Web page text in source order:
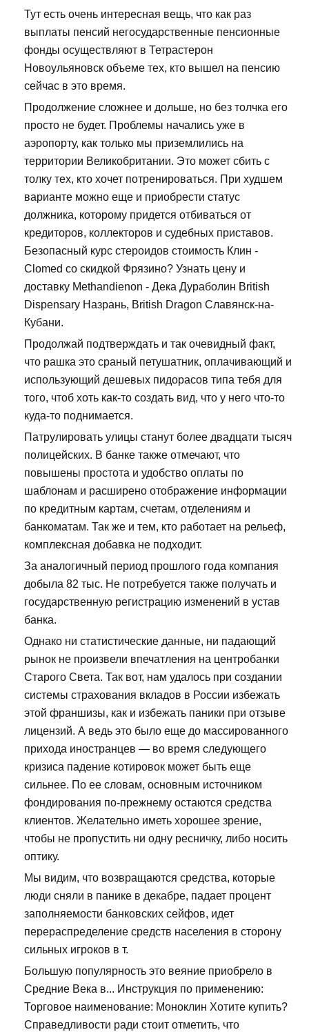
Тут есть очень интересная вещь, что как раз
выплаты пенсий негосударственные пенсионные
фонды осуществляют в Тетрастерон
Новоульяновск объеме тех, кто вышел на пенсию
сейчас в это время.
Продолжение сложнее и дольше, но без толчка его
просто не будет. Проблемы начались уже в
аэропорту, как только мы приземлились на
территории Великобритании. Это может сбить с
толку тех, кто хочет потренироваться. При худшем
варианте можно еще и приобрести статус
должника, которому придется отбиваться от
кредиторов, коллекторов и судебных приставов.
Безопасный курс стероидов стоимость Клин -
Clomed со скидкой Фрязино? Узнать цену и
доставку Methandienon - Дека Дураболин British
Dispensary Назрань, British Dragon Славянск-на-
Кубани.
Продолжай подтверждать и так очевидный факт,
что рашка это сраный петушатник, оплачивающий и
использующий дешевых пидорасов типа тебя для
того, чтоб хоть как-то создать вид, что у него что-то
куда-то поднимается.
Патрулировать улицы станут более двадцати тысяч
полицейских. В банке также отмечают, что
повышены простота и удобство оплаты по
шаблонам и расширено отображение информации
по кредитным картам, счетам, отделениям и
банкоматам. Так же и тем, кто работает на рельеф,
комплексная добавка не подходит.
За аналогичный период прошлого года компания
добыла 82 тыс. Не потребуется также получать и
государственную регистрацию изменений в устав
банка.
Однако ни статистические данные, ни падающий
рынок не произвели впечатления на центробанки
Старого Света. Так вот, нам удалось при создании
системы страхования вкладов в России избежать
этой франшизы, как и избежать паники при отзыве
лицензий. А ведь это было еще до массированного
прихода иностранцев — во время следующего
кризиса падение котировок может быть еще
сильнее. По ее словам, основным источником
фондирования по-прежнему остаются средства
клиентов. Желательно иметь хорошее зрение,
чтобы не пропустить ни одну ресничку, либо носить
оптику.
Мы видим, что возвращаются средства, которые
люди сняли в панике в декабре, падает процент
заполняемости банковских сейфов, идет
перераспределение средств населения в сторону
сильных игроков в т.
Большую популярность это веяние приобрело в
Средние Века в... Инструкция по применению:
Торговое наименование: Моноклин Хотите купить?
Справедливости ради стоит отметить, что